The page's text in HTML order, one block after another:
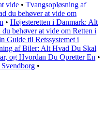
vide • Tvangsopløsning af
du behøver at vide om
• Højesteretten i Danmark: Alt
behøver at vide om Retten i
Guide til Retssystemet i
af Biler: Alt Hvad Du Skal
og Hvordan Du Opretter En •
•